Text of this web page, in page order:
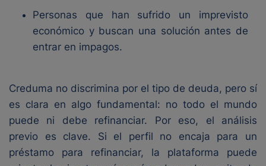
Personas que han sufrido un imprevisto
económico y buscan una solución antes de
entrar en impagos.
Creduma no discrimina por el tipo de deuda, pero sí
es clara en algo fundamental: no todo el mundo
puede ni debe refinanciar. Por eso, el análisis
previo es clave. Si el perfil no encaja para un
préstamo para refinanciar, la plataforma puede